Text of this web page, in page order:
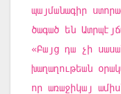
պայմանագիր
ծագած են
«Բայց դա չի
խաղաղութեան
որ առաջիկայ